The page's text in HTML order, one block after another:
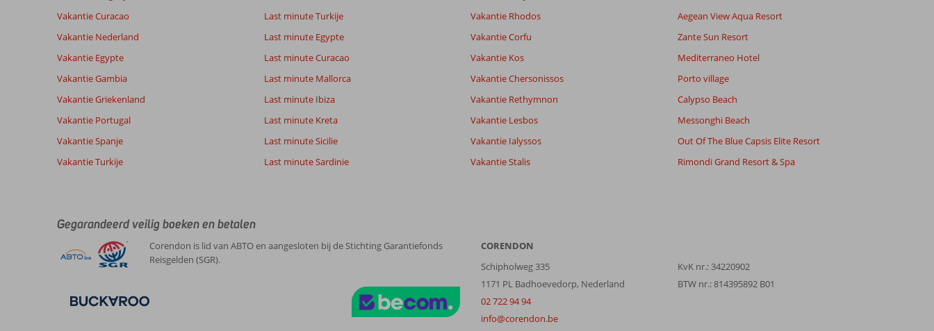
beoordelingen
te
Meer
info
onze
beoordelingen.
Vakantie Curacao
Vakantie Nederland
Vakantie Egypte
Vakantie Gambia
Vakantie Griekenland
Vakantie Portugal
Vakantie Spanje
Vakantie Turkije
Last minute Turkije
Last minute Egypte
Last minute Curacao
Last minute Mallorca
Last minute Ibiza
Last minute Kreta
Last minute Sicilie
Last minute Sardinie
Vakantie Rhodos
Vakantie Corfu
Vakantie Kos
Vakantie Chersonissos
Vakantie Rethymnon
Vakantie Lesbos
Vakantie Ialyssos
Vakantie Stalis
Aegean View Aqua Resort
Zante Sun Resort
Mediterraneo Hotel
Porto village
Calypso Beach
Messonghi Beach
Out Of The Blue Capsis Elite Resort
Rimondi Grand Resort & Spa
Gegarandeerd veilig boeken en betalen
Corendon is lid van ABTO en aangesloten bij de Stichting Garantiefonds
Reisgelden (SGR).
CORENDON
Schipholweg 335
1171 PL Badhoevedorp, Nederland
02 722 94 94
info@corendon.be
KvK nr.: 34220902
BTW nr.: 814395892 B01